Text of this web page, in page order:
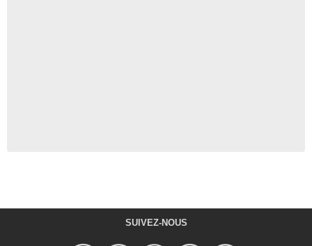
SUIVEZ-NOUS